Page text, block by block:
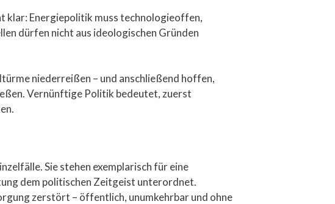
klar: Energiepolitik muss technologieoffen,
dürfen nicht aus ideologischen Gründen
niederreißen – und anschließend hoffen,
Vernünftige Politik bedeutet, zuerst
Sie stehen exemplarisch für eine
dem politischen Zeitgeist unterordnet.
zerstört – öffentlich, unumkehrbar und ohne